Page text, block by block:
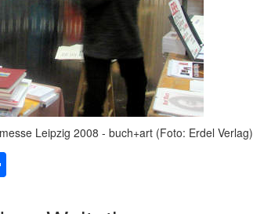
Leipzig 2008 - buch+art (Foto: Erdel Verlag)